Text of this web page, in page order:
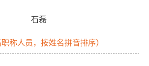
石磊
称人员，按姓名拼音排序）